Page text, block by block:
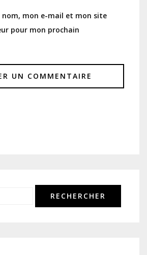
nom, mon e-mail et mon site
pour mon prochain